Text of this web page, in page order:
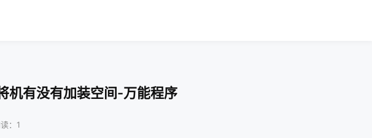
机有没有加装空间-万能程序
：1